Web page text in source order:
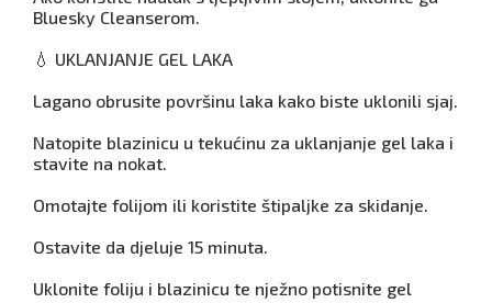
Bluesky Cleanserom.
💧 UKLANJANJE GEL LAKA
Lagano obrusite površinu laka kako biste uklonili sjaj.
Natopite blazinicu u tekućinu za uklanjanje gel laka i
stavite na nokat.
Omotajte folijom ili koristite štipaljke za skidanje.
Ostavite da djeluje 15 minuta.
Uklonite foliju i blazinicu te nježno potisnite gel